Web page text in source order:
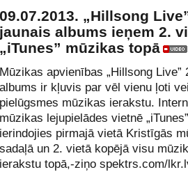
09.07.2013. „Hillsong
jaunais albums ieņem 2.
„iTunes” mūzikas topā
Mūzikas apvienības „Hillsong Live”
albums ir kļuvis par vēl vienu ļoti
pielūgsmes mūzikas ierakstu.
mūzikas lejupielādes vietnē
ierindojies pirmajā vietā Kristīgās
sadaļā un 2. vietā kopējā visu
ierakstu topā,-ziņo spektrs.com/